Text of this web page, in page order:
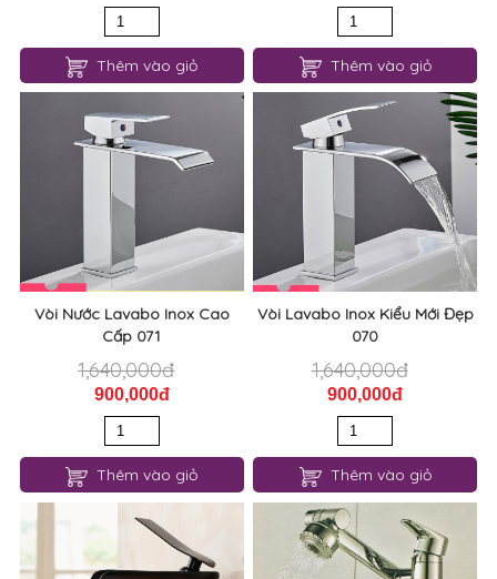
Vòi Nước Lavabo Cảm Biến
Sang Trọng 073
1,910,000đ
1,050,000đ
Thêm vào giỏ
Vòi Nước Lavabo Inox Kiểu
Mới 072
1,640,000đ
900,000đ
Thêm vào giỏ
Vòi Nước Lavabo Inox Cao
Cấp 071
1,640,000đ
900,000đ
Vòi Lavabo Inox Kiểu Mới Đẹp
070
1,640,000đ
900,000đ